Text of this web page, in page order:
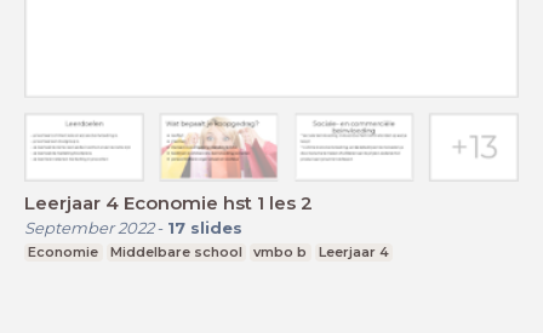
Leerjaar 4 Economie hst 1 les 2
September 2022- 17 slides
Economie Middelbare school vmbo b Leerjaar 4